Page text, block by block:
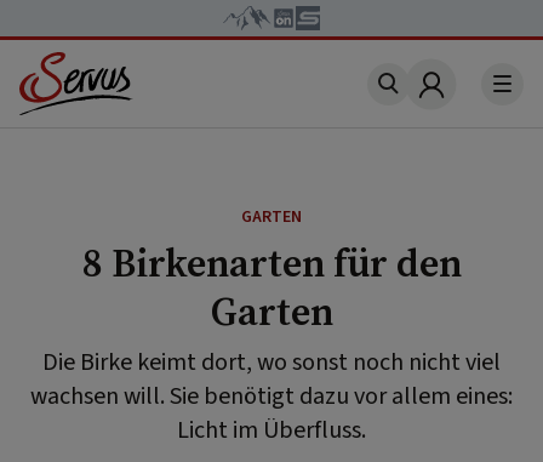
Account
GARTEN
8 Birkenarten für den
Garten
Die Birke keimt dort, wo sonst noch nicht viel
wachsen will. Sie benötigt dazu vor allem eines:
Licht im Überfluss.